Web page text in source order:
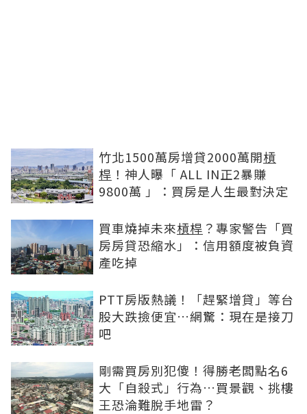
竹北1500萬房增貸2000萬開槓
桿 ！神人曝「 ALL IN正2暴賺
9800萬 」：買房是人生最對決定
買車燒掉未來槓桿 ？專家警告「買
房房貸恐縮水」：信用額度被負資
產吃掉
PTT房版熱議！「趕緊增貸」等台
股大跌撿便宜…網驚：現在是接刀
吧
剛需買房別犯傻！得勝老闆點名6
大「自殺式」行為…買景觀、挑樓
王恐淪難脫手地雷？